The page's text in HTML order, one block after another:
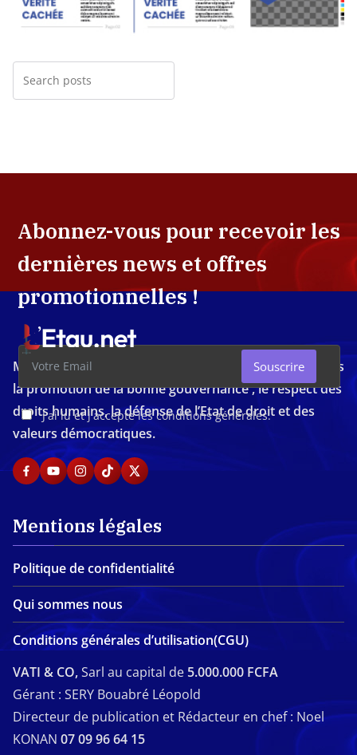
Abonnez-vous pour recevoir les
dernières news et offres
promotionnelles !
J'ai lu et j'accepte les conditions générales.
Souscrire
Média d'investigation ivoirien résolument engagé dans
la promotion de la bonne gouvernance , le respect des
droits humains, la défense de l’Etat de droit et des
valeurs démocratiques.
Mentions légales
Politique de confidentialité
Qui sommes nous
Conditions générales d’utilisation(CGU)
VATI & CO,Sarl au capital de 5.000.000 FCFA
Gérant : SERY Bouabré Léopold
Directeur de publication et Rédacteur en chef : Noel
KONAN 07 09 96 64 15